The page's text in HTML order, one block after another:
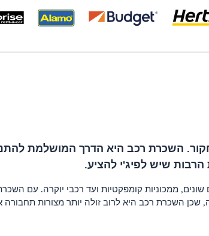
השכרת רכב היא הדרך המושלמת
שיש לפיג'י להציע.
שונים, ממכוניות קומפקטיות ועד רכבי יוקרה. עם
שכן השכרת רכב היא לרוב זולה יותר מצורות תחבורה